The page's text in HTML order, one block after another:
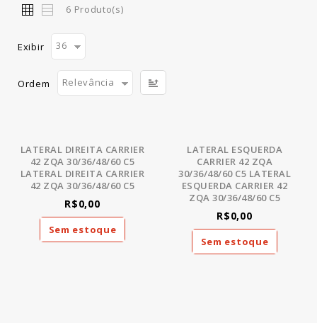
6 Produto(s)
Exibir 36
Ordem Relevância
LATERAL DIREITA CARRIER
42 ZQA 30/36/48/60 C5
LATERAL DIREITA CARRIER
42 ZQA 30/36/48/60 C5
R$0,00
Sem estoque
LATERAL ESQUERDA
CARRIER 42 ZQA
30/36/48/60 C5 LATERAL
ESQUERDA CARRIER 42
ZQA 30/36/48/60 C5
R$0,00
Sem estoque